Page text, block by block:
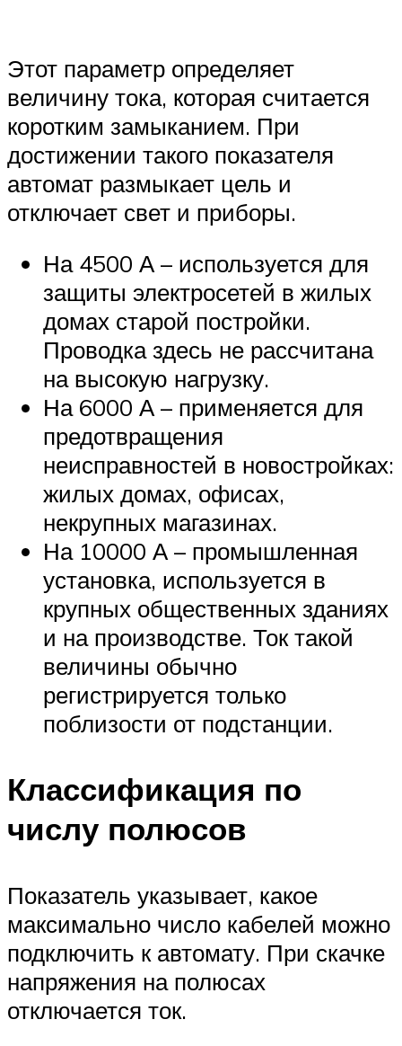
Этот параметр определяет
величину тока, которая считается
коротким замыканием. При
достижении такого показателя
автомат размыкает цель и
отключает свет и приборы.
На 4500 А – используется для
защиты электросетей в жилых
домах старой постройки.
Проводка здесь не рассчитана
на высокую нагрузку.
На 6000 А – применяется для
предотвращения
неисправностей в новостройках:
жилых домах, офисах,
некрупных магазинах.
На 10000 А – промышленная
установка, используется в
крупных общественных зданиях
и на производстве. Ток такой
величины обычно
регистрируется только
поблизости от подстанции.
Классификация по
числу полюсов
Показатель указывает, какое
максимально число кабелей можно
подключить к автомату. При скачке
напряжения на полюсах
отключается ток.